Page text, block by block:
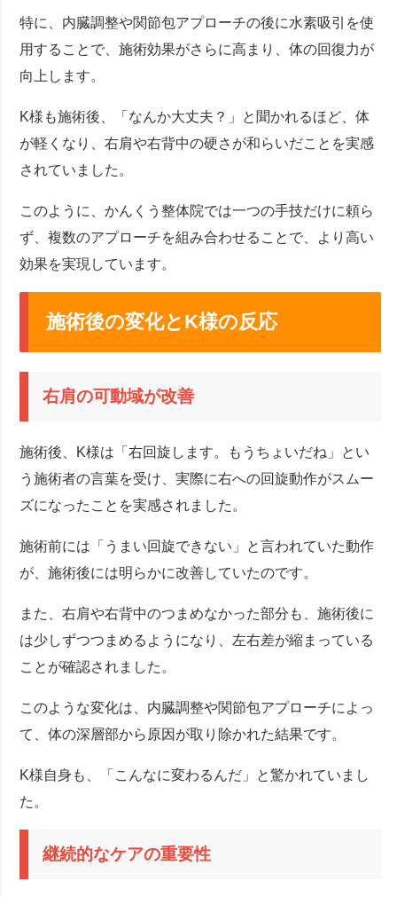
特に、内臓調整や関節包アプローチの後に水素吸引を使
用することで、施術効果がさらに高まり、体の回復力が
向上します。
K様も施術後、「なんか大丈夫？」と聞かれるほど、体
が軽くなり、右肩や右背中の硬さが和らいだことを実感
されていました。
このように、かんくう整体院では一つの手技だけに頼ら
ず、複数のアプローチを組み合わせることで、より高い
効果を実現しています。
施術後の変化とK様の反応
右肩の可動域が改善
施術後、K様は「右回旋します。もうちょいだね」とい
う施術者の言葉を受け、実際に右への回旋動作がスムー
ズになったことを実感されました。
施術前には「うまい回旋できない」と言われていた動作
が、施術後には明らかに改善していたのです。
また、右肩や右背中のつまめなかった部分も、施術後に
は少しずつつまめるようになり、左右差が縮まっている
ことが確認されました。
このような変化は、内臓調整や関節包アプローチによっ
て、体の深層部から原因が取り除かれた結果です。
K様自身も、「こんなに変わるんだ」と驚かれていまし
た。
継続的なケアの重要性